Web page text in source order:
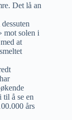
Det lå an
mot solen i
at
til å se en
års